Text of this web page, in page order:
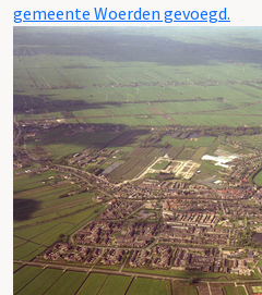
gemeente Woerden gevoegd.